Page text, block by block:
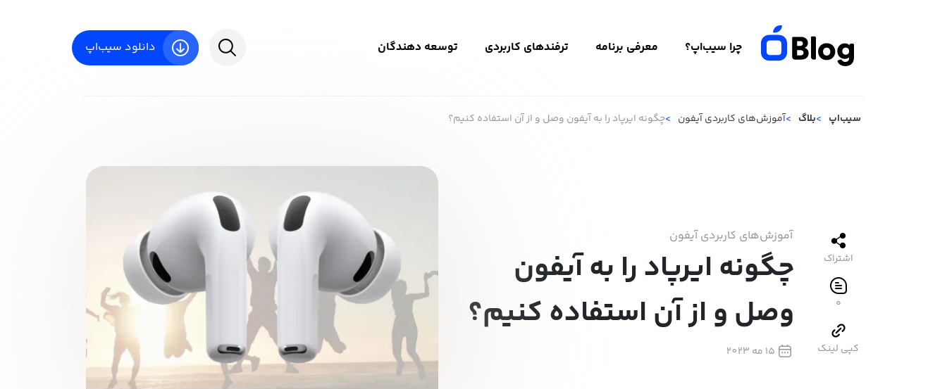
چرا سیب‌اپ؟ معرفی برنامه ترفندهای کاربردی توسعه دهندگان دانلود سیب‌اپ
سیب‌اپ بلاگ آموزش‌های کاربردی آیفون چگونه ایرپاد را به آیفون وصل و از آن استفاده کنیم؟
آموزش‌های کاربردی آیفون
چگونه ایرپاد را به آیفون
وصل و از آن استفاده کنیم؟
15 مه 2023
اشتراک
۰
کپی لینک